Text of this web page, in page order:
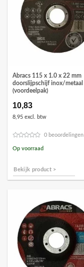
Abracs 115 x 1.0 x 22 mm
doorslijpschijf inox/metaal
(voordeelpak)
10,83
8,95 excl. btw
0 beoordelingen
Op voorraad
Bekijk product >